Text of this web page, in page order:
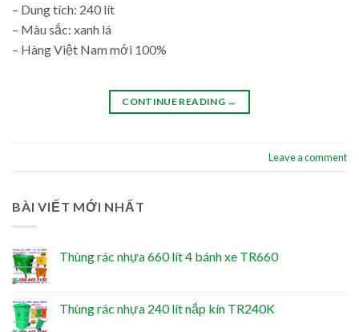
– Dung tích: 240 lít
– Màu sắc: xanh lá
– Hàng Việt Nam mới 100%
CONTINUE READING →
Leave a comment
BÀI VIẾT MỚI NHẤT
Thùng rác nhựa 660 lít 4 bánh xe TR660
Thùng rác nhựa 240 lít nắp kín TR240K